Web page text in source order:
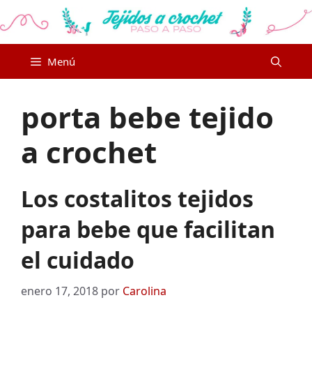
al
Menú
porta bebe tejido
a crochet
Los costalitos tejidos
para bebe que facilitan
el cuidado
enero 17, 2018 por Carolina